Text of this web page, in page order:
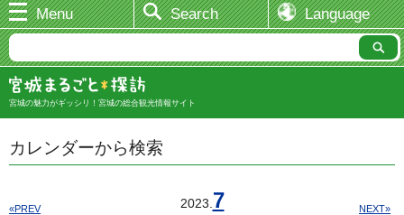
Menu Search Language
宮城の魅力がギッシリ！宮城の総合観光情報サイト
カレンダーから検索
2023. 7
«PREV NEXT»